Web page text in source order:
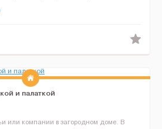
2 эт.: Спа...
и палаткой
или компании в загородном доме. В